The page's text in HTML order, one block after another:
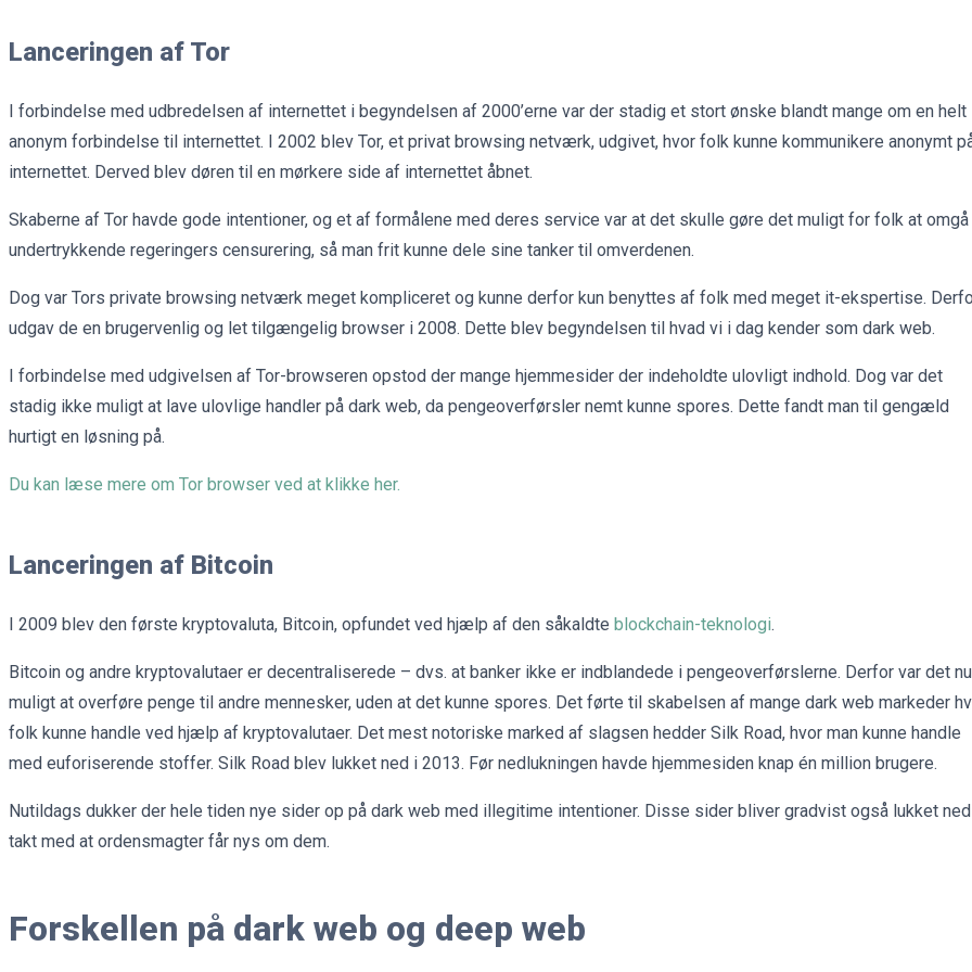
Lanceringen af Tor
I forbindelse med udbredelsen af internettet i begyndelsen af 2000’erne var der stadig et stort ønske blandt mange om en helt
anonym forbindelse til internettet. I 2002 blev Tor, et privat browsing netværk, udgivet, hvor folk kunne kommunikere anonymt
internettet. Derved blev døren til en mørkere side af internettet åbnet.
Skaberne af Tor havde gode intentioner, og et af formålene med deres service var at det skulle gøre det muligt for folk at omgå
undertrykkende regeringers censurering, så man frit kunne dele sine tanker til omverdenen.
Dog var Tors private browsing netværk meget kompliceret og kunne derfor kun benyttes af folk med meget it-ekspertise.
udgav de en brugervenlig og let tilgængelig browser i 2008. Dette blev begyndelsen til hvad vi i dag kender som dark web.
I forbindelse med udgivelsen af Tor-browseren opstod der mange hjemmesider der indeholdte ulovligt indhold. Dog var det
stadig ikke muligt at lave ulovlige handler på dark web, da pengeoverførsler nemt kunne spores. Dette fandt man til gengæld
hurtigt en løsning på.
Du kan læse mere om Tor browser ved at klikke her.
Lanceringen af Bitcoin
I 2009 blev den første kryptovaluta, Bitcoin, opfundet ved hjælp af den såkaldte blockchain-teknologi.
Bitcoin og andre kryptovalutaer er decentraliserede – dvs. at banker ikke er indblandede i pengeoverførslerne. Derfor var det nu
muligt at overføre penge til andre mennesker, uden at det kunne spores. Det førte til skabelsen af mange dark web markeder
folk kunne handle ved hjælp af kryptovalutaer. Det mest notoriske marked af slagsen hedder Silk Road, hvor man kunne handle
med euforiserende stoffer. Silk Road blev lukket ned i 2013. Før nedlukningen havde hjemmesiden knap én million brugere.
Nutildags dukker der hele tiden nye sider op på dark web med illegitime intentioner. Disse sider bliver gradvist også lukket
takt med at ordensmagter får nys om dem.
Forskellen på dark web og deep web